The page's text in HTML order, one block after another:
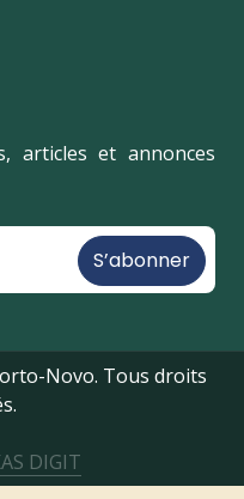
articles et annonces
S’abonner
Novo. Tous droits
DIGIT